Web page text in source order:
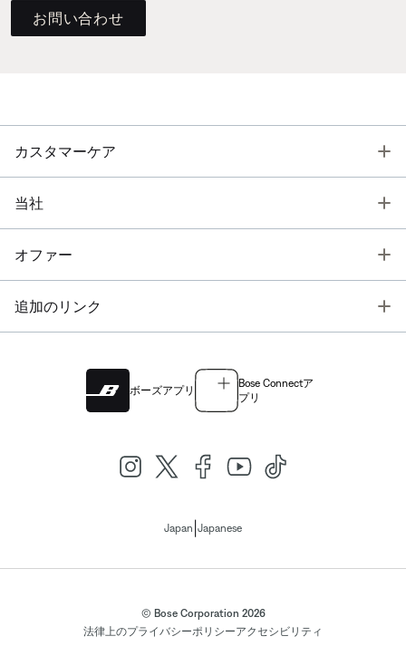
お問い合わせ
カスタマーケア
当社
オファー
追加のリンク
ボーズアプリ
Bose Connectア
プリ
Japan Japanese
© Bose Corporation 2026
法律上のプライバシーポリシーアクセシビリティ